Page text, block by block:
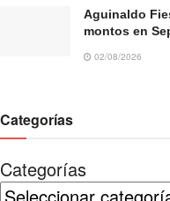
Aguinaldo
montos en
02/08/2026
Categorías
Categorías